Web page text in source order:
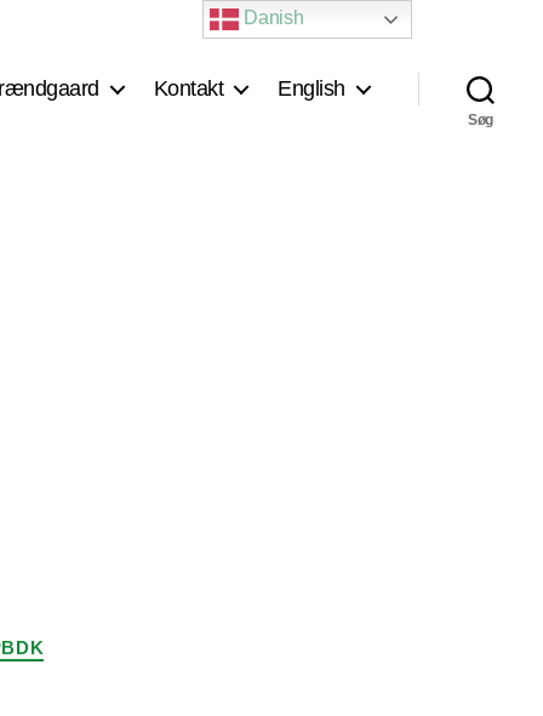
Kontakt English
Søg
Danish